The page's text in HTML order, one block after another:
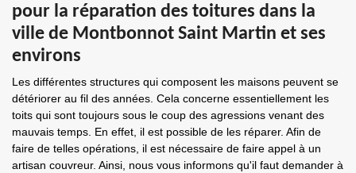
pour la réparation des toitures dans la
ville de Montbonnot Saint Martin et ses
environs
Les différentes structures qui composent les maisons peuvent se
détériorer au fil des années. Cela concerne essentiellement les
toits qui sont toujours sous le coup des agressions venant des
mauvais temps. En effet, il est possible de les réparer. Afin de
faire de telles opérations, il est nécessaire de faire appel à un
artisan couvreur. Ainsi, nous vous informons qu'il faut demander à